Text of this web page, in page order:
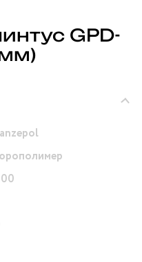
GPD-